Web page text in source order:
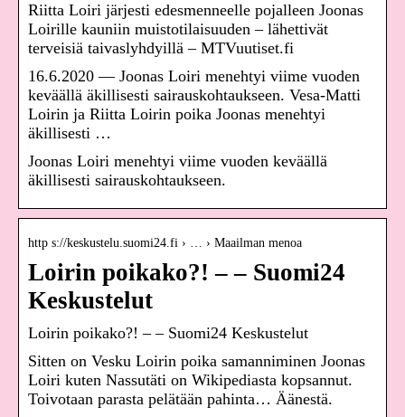
Riitta Loiri järjesti edesmenneelle pojalleen Joonas
Loirille kauniin muistotilaisuuden – lähettivät
terveisiä taivaslyhdyillä – MTVuutiset.fi
16.6.2020 — Joonas Loiri menehtyi viime vuoden
keväällä äkillisesti sairauskohtaukseen. Vesa-Matti
Loirin ja Riitta Loirin poika Joonas menehtyi
äkillisesti …
Joonas Loiri menehtyi viime vuoden keväällä
äkillisesti sairauskohtaukseen.
http s://keskustelu.suomi24.fi › … › Maailman menoa
Loirin poikako?! – – Suomi24
Keskustelut
Loirin poikako?! – – Suomi24 Keskustelut
Sitten on Vesku Loirin poika samanniminen Joonas
Loiri kuten Nassutäti on Wikipediasta kopsannut.
Toivotaan parasta pelätään pahinta… Äänestä.